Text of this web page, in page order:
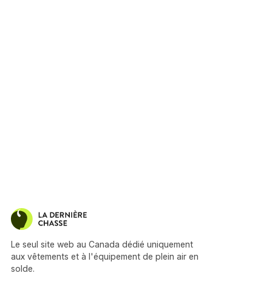
Le seul site web au Canada dédié uniquement
aux vêtements et à l'équipement de plein air en
solde.